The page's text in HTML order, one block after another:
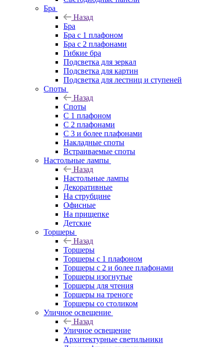
Бра
Назад
Бра
Бра с 1 плафоном
Бра с 2 плафонами
Гибкие бра
Подсветка для зеркал
Подсветка для картин
Подсветка для лестниц и ступеней
Споты
Назад
Споты
С 1 плафоном
С 2 плафонами
С 3 и более плафонами
Накладные споты
Встраиваемые споты
Настольные лампы
Назад
Настольные лампы
Декоративные
На струбцине
Офисные
На прищепке
Детские
Торшеры
Назад
Торшеры
Торшеры с 1 плафоном
Торшеры с 2 и более плафонами
Торшеры изогнутые
Торшеры для чтения
Торшеры на треноге
Торшеры со столиком
Уличное освещение
Назад
Уличное освещение
Архитектурные светильники